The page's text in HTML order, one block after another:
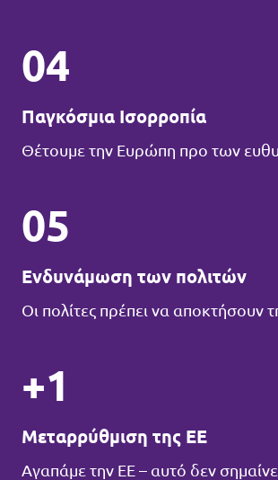
04
Παγκόσμια Ισορροπία
Θέτουμε την Ευρώπη προ των
05
Ενδυνάμωση των πολιτών
Οι πολίτες πρέπει να αποκτήσουν
+1
Μεταρρύθμιση της ΕΕ
Αγαπάμε την ΕΕ – αυτό δεν